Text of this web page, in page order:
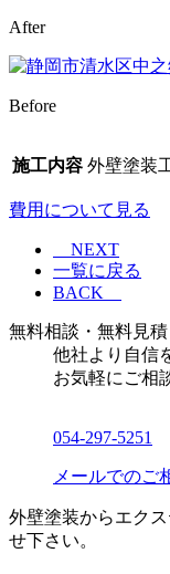
After
Before
施工内容 外壁塗装
費用について見る
NEXT
一覧に戻る
BACK
無料相談・無料見積
他社より自信
お気軽にご相
054-297-5251
メールでのご
外壁塗装からエク
せ下さい。